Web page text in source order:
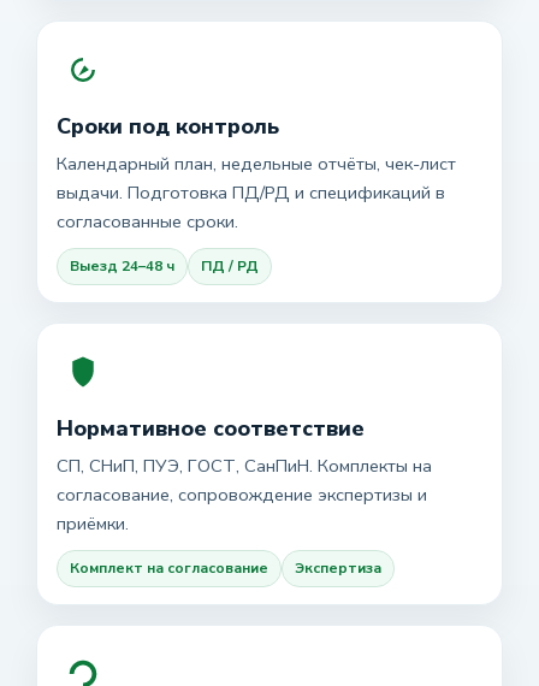
Сроки под контроль
Календарный план, недельные отчёты, чек-лист
выдачи. Подготовка ПД/РД и спецификаций в
согласованные сроки.
Выезд 24–48 ч ПД / РД
Нормативное соответствие
СП, СНиП, ПУЭ, ГОСТ, СанПиН. Комплекты на
согласование, сопровождение экспертизы и
приёмки.
Комплект на согласование Экспертиза